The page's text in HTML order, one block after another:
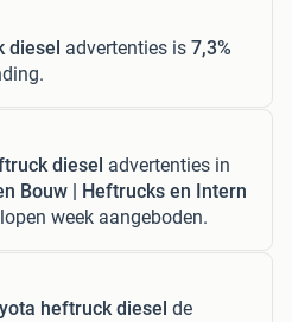
diesel advertenties is 7,3%
diesel advertenties in
Bouw | Heftrucks en Intern
week aangeboden.
heftruck diesel de